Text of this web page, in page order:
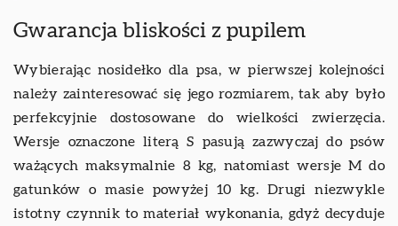
Gwarancja bliskości z pupilem
Wybierając nosidełko dla psa, w pierwszej kolejności
należy zainteresować się jego rozmiarem, tak aby było
perfekcyjnie dostosowane do wielkości zwierzęcia.
Wersje oznaczone literą S pasują zazwyczaj do psów
ważących maksymalnie 8 kg, natomiast wersje M do
gatunków o masie powyżej 10 kg. Drugi niezwykle
istotny czynnik to materiał wykonania, gdyż decyduje